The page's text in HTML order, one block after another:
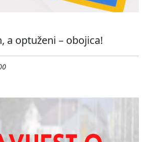
a optuženi – obojica!